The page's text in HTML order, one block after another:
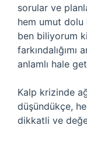
sorular ve
hem umut
ben biliyorum
farkındalığımı
anlamlı hale
Kalp krizinde
düşündükçe,
dikkatli ve